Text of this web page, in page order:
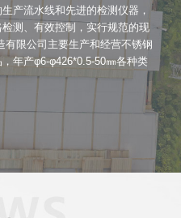
产流水线和先进的检测仪器，
测、有效控制，实行规范的现
限公司主要生产和经营不锈钢
年产φ6-φ426*0.5-50㎜各种类